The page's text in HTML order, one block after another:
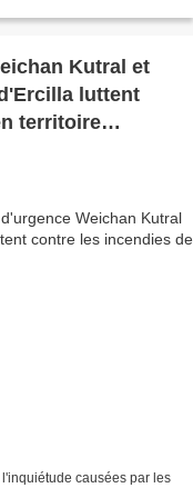
Kutral et
luttent
territoire
causées par les